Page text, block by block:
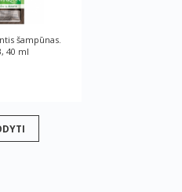
šampūnas.
40 ml